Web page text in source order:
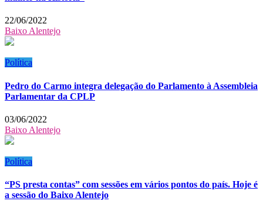
22/06/2022
Baixo Alentejo
Política
Pedro do Carmo integra delegação do Parlamento à Assembleia
Parlamentar da CPLP
03/06/2022
Baixo Alentejo
Política
“PS presta contas” com sessões em vários pontos do país. Hoje é
a sessão do Baixo Alentejo